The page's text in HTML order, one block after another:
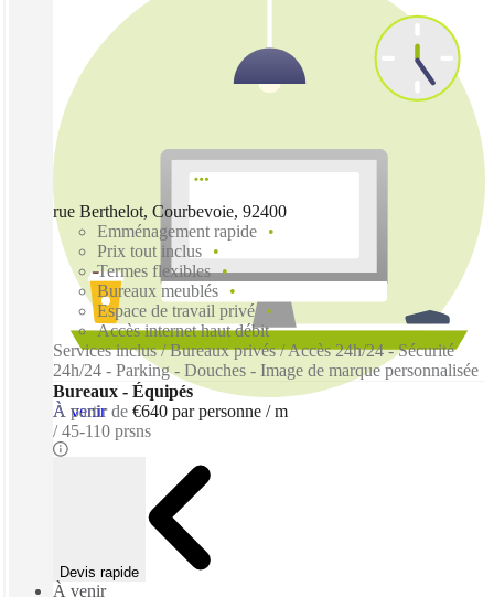
À venir
rue Berthelot, Courbevoie, 92400
Emménagement rapide
Prix tout inclus
Termes flexibles
Bureaux meublés
Espace de travail privé
Accès internet haut débit
Services inclus / Bureaux privés / Accès 24h/24 - Sécurité
24h/24 - Parking - Douches - Image de marque personnalisée
Bureaux - Équipés
À partir de €640 par personne / m
45-110 prsns
Devis rapide
À venir